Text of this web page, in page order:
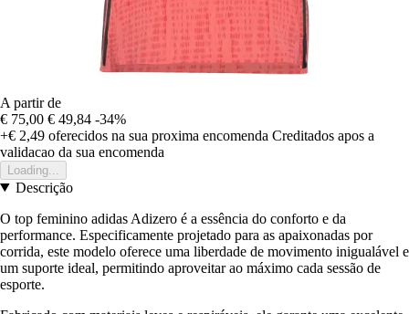
A partir de
€ 75,00 € 49,84 -34%
+€ 2,49 oferecidos na sua proxima encomenda Creditados apos a
validacao da sua encomenda
Loading...
Descrição
O top feminino adidas Adizero é a essência do conforto e da
performance. Especificamente projetado para as apaixonadas por
corrida, este modelo oferece uma liberdade de movimento inigualável e
um suporte ideal, permitindo aproveitar ao máximo cada sessão de
esporte.